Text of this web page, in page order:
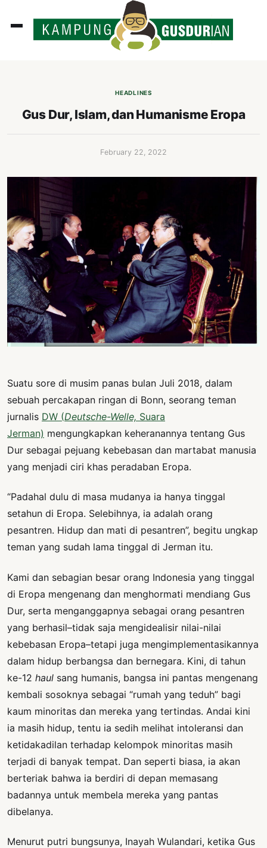
HEADLINES
Gus Dur, Islam, dan Humanisme Eropa
February 22, 2022
Suatu sore di musim panas bulan Juli 2018, dalam
sebuah percakapan ringan di Bonn, seorang teman
jurnalis DW (Deutsche-Welle, Suara
Jerman) mengungkapkan keheranannya tentang Gus
Dur sebagai pejuang kebebasan dan martabat manusia
yang menjadi ciri khas peradaban Eropa.
“Padahal dulu di masa mudanya ia hanya tinggal
setahun di Eropa. Selebihnya, ia adalah orang
pesantren. Hidup dan mati di pesantren”, begitu ungkap
teman yang sudah lama tinggal di Jerman itu.
Kami dan sebagian besar orang Indonesia yang tinggal
di Eropa mengenang dan menghormati mendiang Gus
Dur, serta menganggapnya sebagai orang pesantren
yang berhasil–tidak saja mengidealisir nilai-nilai
kebebasan Eropa–tetapi juga mengimplementasikannya
dalam hidup berbangsa dan bernegara. Kini, di tahun
ke-12 haul sang humanis, bangsa ini pantas mengenang
kembali sosoknya sebagai “rumah yang teduh” bagi
kaum minoritas dan mereka yang tertindas. Andai kini
ia masih hidup, tentu ia sedih melihat intoleransi dan
ketidakadilan terhadap kelompok minoritas masih
terjadi di banyak tempat. Dan seperti biasa, ia akan
berteriak bahwa ia berdiri di depan memasang
badannya untuk membela mereka yang pantas
dibelanya.
Menurut putri bungsunya, Inayah Wulandari, ketika Gus